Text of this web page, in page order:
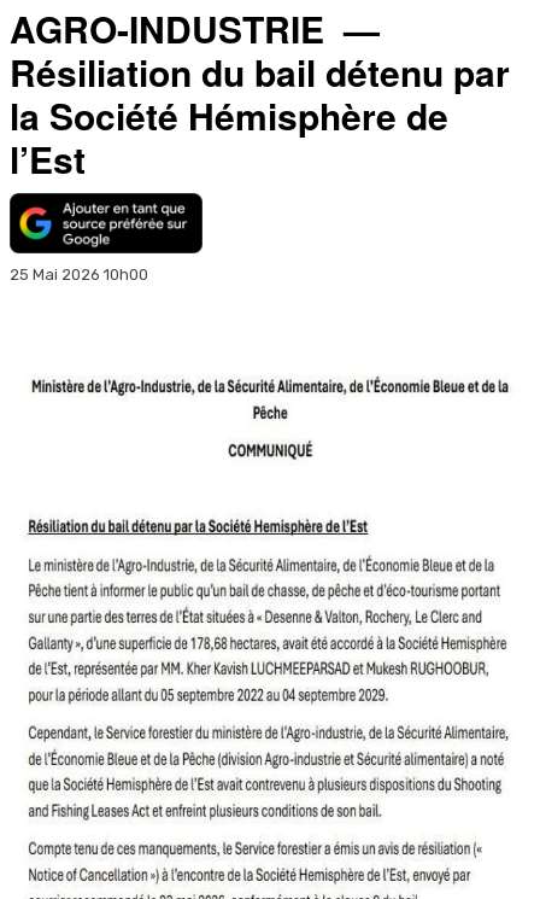
AGRO-INDUSTRIE —
Résiliation du bail détenu par
la Société Hémisphère de
l’Est
25 Mai 2026 10h00